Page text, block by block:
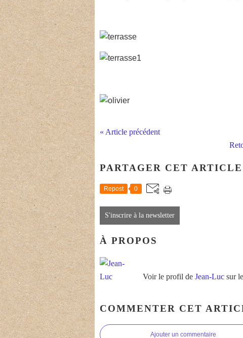
« Article précédent
PARTAGER CET ARTICLE
Repost 0
S'inscrire à la newsletter
À PROPOS
Voir le profil de Jean-Luc sur
COMMENTER CET
Ajouter un commentaire